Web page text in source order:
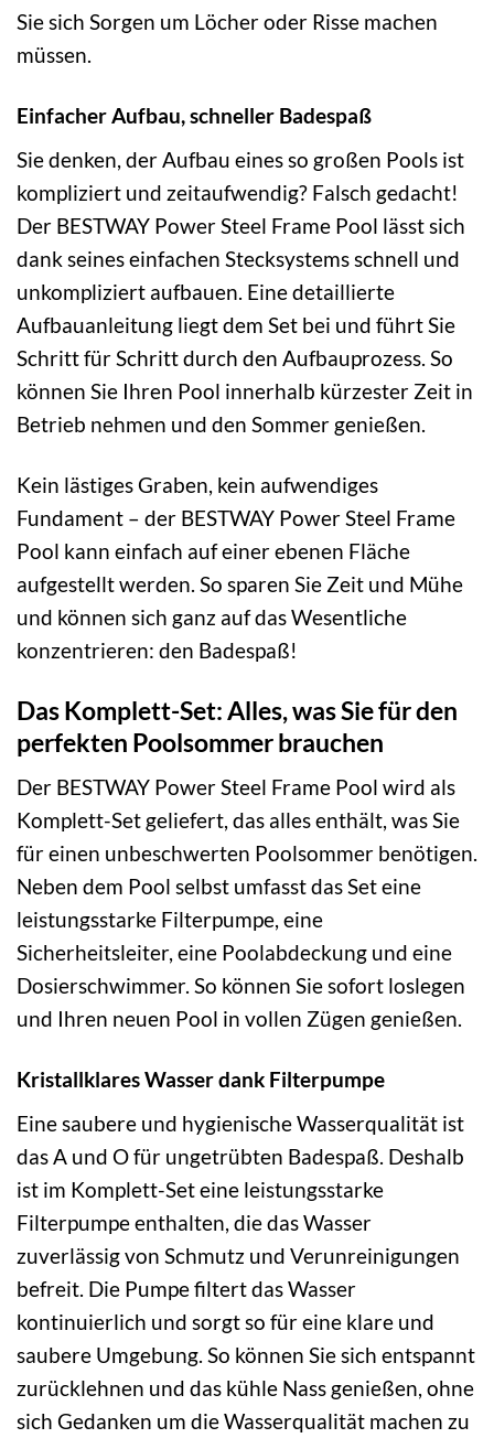
Sie sich Sorgen um Löcher oder Risse machen
müssen.
Einfacher Aufbau, schneller Badespaß
Sie denken, der Aufbau eines so großen Pools ist
kompliziert und zeitaufwendig? Falsch gedacht!
Der BESTWAY Power Steel Frame Pool lässt sich
dank seines einfachen Stecksystems schnell und
unkompliziert aufbauen. Eine detaillierte
Aufbauanleitung liegt dem Set bei und führt Sie
Schritt für Schritt durch den Aufbauprozess. So
können Sie Ihren Pool innerhalb kürzester Zeit in
Betrieb nehmen und den Sommer genießen.
Kein lästiges Graben, kein aufwendiges
Fundament – der BESTWAY Power Steel Frame
Pool kann einfach auf einer ebenen Fläche
aufgestellt werden. So sparen Sie Zeit und Mühe
und können sich ganz auf das Wesentliche
konzentrieren: den Badespaß!
Das Komplett-Set: Alles, was Sie für den
perfekten Poolsommer brauchen
Der BESTWAY Power Steel Frame Pool wird als
Komplett-Set geliefert, das alles enthält, was Sie
für einen unbeschwerten Poolsommer benötigen.
Neben dem Pool selbst umfasst das Set eine
leistungsstarke Filterpumpe, eine
Sicherheitsleiter, eine Poolabdeckung und eine
Dosierschwimmer. So können Sie sofort loslegen
und Ihren neuen Pool in vollen Zügen genießen.
Kristallklares Wasser dank Filterpumpe
Eine saubere und hygienische Wasserqualität ist
das A und O für ungetrübten Badespaß. Deshalb
ist im Komplett-Set eine leistungsstarke
Filterpumpe enthalten, die das Wasser
zuverlässig von Schmutz und Verunreinigungen
befreit. Die Pumpe filtert das Wasser
kontinuierlich und sorgt so für eine klare und
saubere Umgebung. So können Sie sich entspannt
zurücklehnen und das kühle Nass genießen, ohne
sich Gedanken um die Wasserqualität machen zu